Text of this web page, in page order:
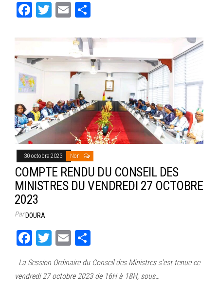
Fa
bo
ok
T
er
E
ail ag
er
30 octobre 2023 Non
COMPTE RENDU DU CONSEIL DES
MINISTRES DU VENDREDI 27 OCTOBRE
2023
ParDOURA
Fa
bo
ok
T
tt
er
E
ail ag
er
La Session Ordinaire du Conseil des Ministres s’est tenue ce
vendredi 27 octobre 2023 de 16H à 18H, sous…